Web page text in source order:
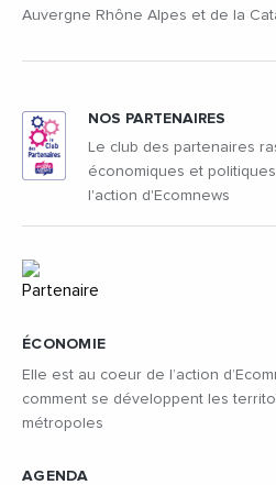
Auvergne Rhône Alpes et de la
ÉCONOMIE
Elle est au coeur de l’action
comment se développent les
métropoles
AGENDA
NOS PARTENAIRES
Le club des partenaires
économiques et
l'action d'Ecomnews